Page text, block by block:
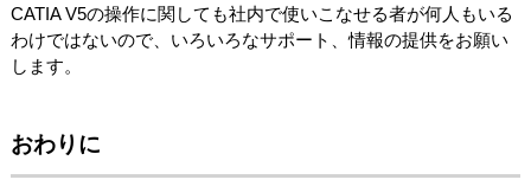
CATIA V5の操作に関しても社内で使いこなせる者が何人もいる
わけではないので、いろいろなサポート、情報の提供をお願い
します。
おわりに